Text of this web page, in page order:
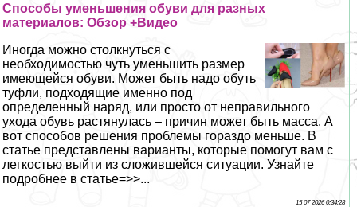
Способы уменьшения обуви для разных
материалов: Обзор +Видео
Иногда можно столкнуться с
необходимостью чуть уменьшить размер
имеющейся обуви. Может быть надо обуть
туфли, подходящие именно под
определенный наряд, или просто от неправильного
ухода обувь растянулась – причин может быть масса. А
вот способов решения проблемы гораздо меньше. В
статье представлены варианты, которые помогут вам с
легкостью выйти из сложившейся ситуации. Узнайте
подробнее в статье=>>...
15 07 2026 0:34:28